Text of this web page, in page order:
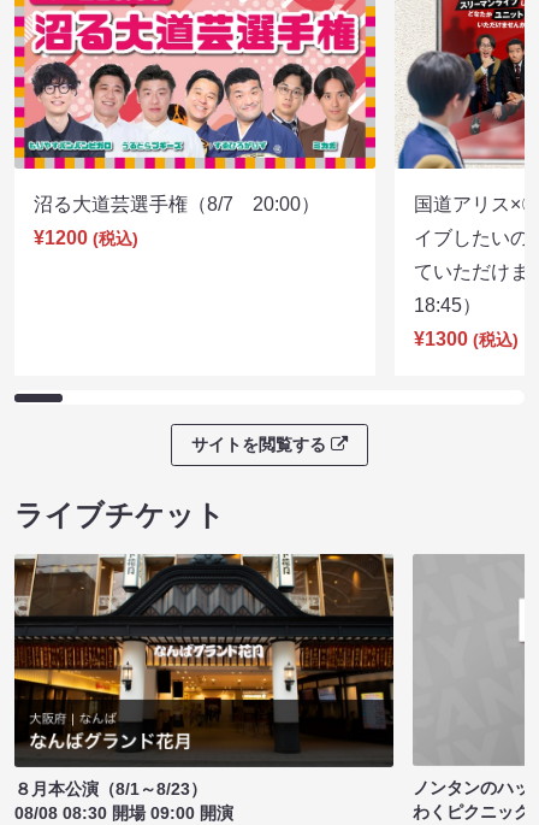
沼る大道芸選手権（8/7 20:00）
¥1200 (税込)
国道アリス×
イブしたいの
ていただけ
18:45）
¥1300 (税込)
サイトを閲覧する
ライブチケット
８月本公演（8/1～8/23）
08/08 08:30 開場 09:00 開演
ノンタンのハッ
わくピクニック